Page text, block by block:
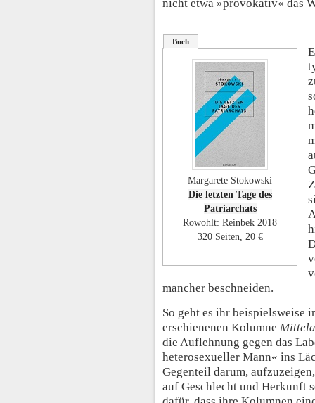
nicht etwa »provokativ« das
Buch
Margarete Stokowski
Die letzten Tage des
Patriarchats
Rowohlt: Reinbek 2018
320 Seiten, 20 €
mancher beschneiden.
So geht es ihr beispielsweise
erschienenen Kolumne
die Auflehnung gegen das
heterosexueller Mann« ins
Gegenteil darum,
auf Geschlecht und Herkunft